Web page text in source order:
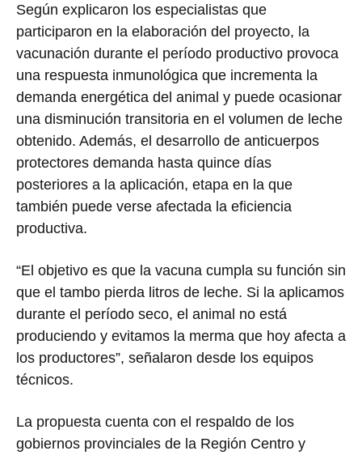
Según explicaron los especialistas que
participaron en la elaboración del proyecto, la
vacunación durante el período productivo provoca
una respuesta inmunológica que incrementa la
demanda energética del animal y puede ocasionar
una disminución transitoria en el volumen de leche
obtenido. Además, el desarrollo de anticuerpos
protectores demanda hasta quince días
posteriores a la aplicación, etapa en la que
también puede verse afectada la eficiencia
productiva.
“El objetivo es que la vacuna cumpla su función sin
que el tambo pierda litros de leche. Si la aplicamos
durante el período seco, el animal no está
produciendo y evitamos la merma que hoy afecta a
los productores”, señalaron desde los equipos
técnicos.
La propuesta cuenta con el respaldo de los
gobiernos provinciales de la Región Centro y